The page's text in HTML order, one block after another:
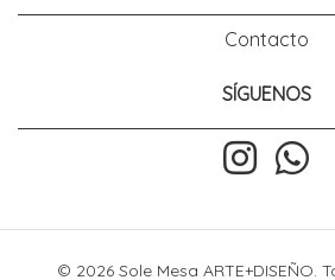
Contacto
SÍGUENOS
© 2026 Sole Mesa ARTE+DISEÑO.